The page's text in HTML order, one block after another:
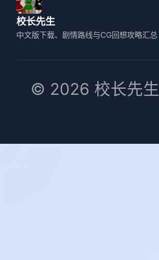
校长先生
中文版下载、剧情路线与CG回想攻略汇总
© 2026 校长先